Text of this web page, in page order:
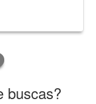
buscas?